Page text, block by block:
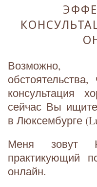
Возможно,
консультация
сейчас Вы
в Люксембурге
Меня зовут
практикующий
онлайн.